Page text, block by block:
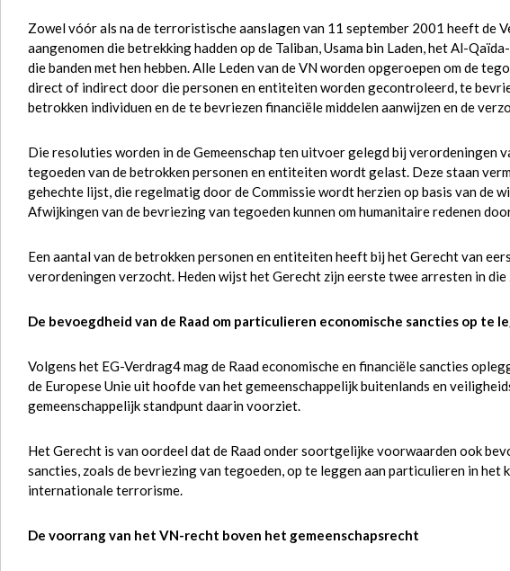
Zowel vóór als na de terroristische aanslagen van 11 september 2001 heeft de
aangenomen die betrekking hadden op de Taliban, Usama bin Laden, het Al-
die banden met hen hebben. Alle Leden van de VN worden opgeroepen om de
direct of indirect door die personen en entiteiten worden gecontroleerd, te
betrokken individuen en de te bevriezen financiële middelen aanwijzen en de
Die resoluties worden in de Gemeenschap ten uitvoer gelegd bij verordeningen
tegoeden van de betrokken personen en entiteiten wordt gelast. Deze staan
gehechte lijst, die regelmatig door de Commissie wordt herzien op basis van de
Afwijkingen van de bevriezing van tegoeden kunnen om humanitaire redenen
Een aantal van de betrokken personen en entiteiten heeft bij het Gerecht van
verordeningen verzocht. Heden wijst het Gerecht zijn eerste twee arresten in die
De bevoegdheid van de Raad om particulieren economische sancties op te
Volgens het EG-Verdrag4 mag de Raad economische en financiële sancties
de Europese Unie uit hoofde van het gemeenschappelijk buitenlands en
gemeenschappelijk standpunt daarin voorziet.
Het Gerecht is van oordeel dat de Raad onder soortgelijke voorwaarden ook
sancties, zoals de bevriezing van tegoeden, op te leggen aan particulieren in het
internationale terrorisme.
De voorrang van het VN-recht boven het gemeenschapsrecht